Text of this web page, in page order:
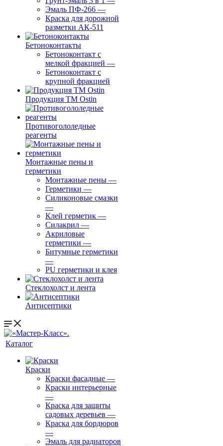
Эмаль ПФ-266 —
Краска для дорожной
разметки АК-511
Бетоноконтакты
Бетоноконтакт с
мелкой фракцией —
Бетоноконтакт с
крупной фракцией
Продукция ТМ Ostin
Противогололедные
реагенты
Монтажные пены и
герметики
Монтажные пены —
Герметики —
Силиконовые смазки
—
Клей герметик —
Силакрил —
Акриловые
герметики —
Битумные герметики
—
PU герметики и клея
Стеклохолст и лента
Антисептики
Каталог
Краски
Краски фасадные —
Краски интерьерные
—
Краска для защиты
садовых деревьев —
⁠Краска для бордюров
—
Эмаль для радиаторов